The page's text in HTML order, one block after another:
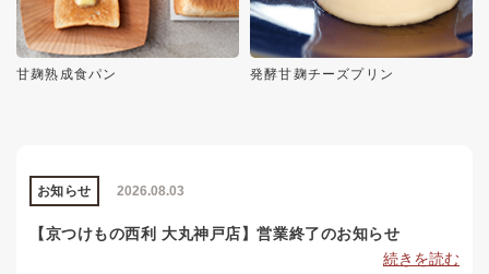
甘麹熟成食パン 発酵甘麹チーズプリン
2026.08.03
お知らせ
【京つけもの西利 大丸神戸店】営業終了のお知らせ
続きを読む